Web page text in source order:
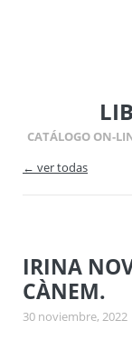
CATÁLOGO ON-
← ver todas
IRINA
CÀNEM.
30 noviembre, 2022